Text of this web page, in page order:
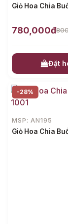
Giỏ Hoa Chia
780,000đ
Đặt
-28%
MSP: AN195
Giỏ Hoa Chia